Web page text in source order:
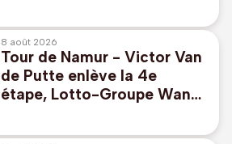
amical face au PSG
8 août 2026
Tour de Namur - Victor Van
de Putte enlève la 4e
étape, Lotto-Groupe Wanty